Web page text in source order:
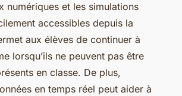
numériques et les simulations
accessibles depuis la
aux élèves de continuer à
lorsqu’ils ne peuvent pas être
en classe. De plus,
en temps réel peut aider à